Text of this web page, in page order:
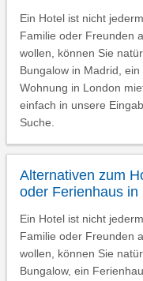
Ein Hotel ist nicht
Familie oder Freunden
wollen, können Sie
Bungalow in Madrid,
Wohnung in London
einfach in unsere
Suche.
Alternativen zum
oder Ferienhaus in
Ein Hotel ist nicht
Familie oder Freunden
wollen, können Sie
Bungalow, ein